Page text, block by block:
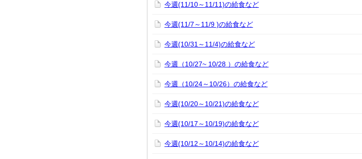
今週(11/10～11/11)の給食など
今週(11/7～11/9 )の給食など
今週(10/31～11/4)の給食など
今週（10/27~ 10/28 ）の給食など
今週（10/24～10/26）の給食など
今週(10/20～10/21)の給食など
今週(10/17～10/19)の給食など
今週(10/12～10/14)の給食など